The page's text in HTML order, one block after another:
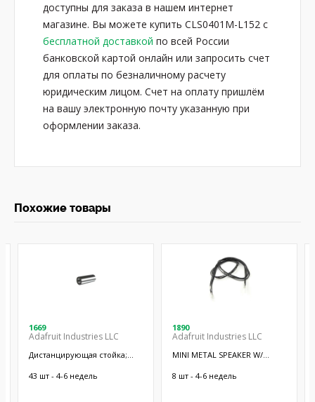
доступны для заказа в нашем интернет
магазине. Вы можете купить CLS0401M-L152 с
бесплатной доставкой по всей России
банковской картой онлайн или запросить счет
для оплаты по безналичному расчету
юридическим лицом. Счет на оплату пришлём
на вашу электронную почту указанную при
оформлении заказа.
Похожие товары
1669
Adafruit Industries LLC
Дистанцирующая стойка;
латунь; никель
43 шт - 4-6 недель
1890
Adafruit Industries LLC
MINI METAL SPEAKER W/
8 шт - 4-6 недель